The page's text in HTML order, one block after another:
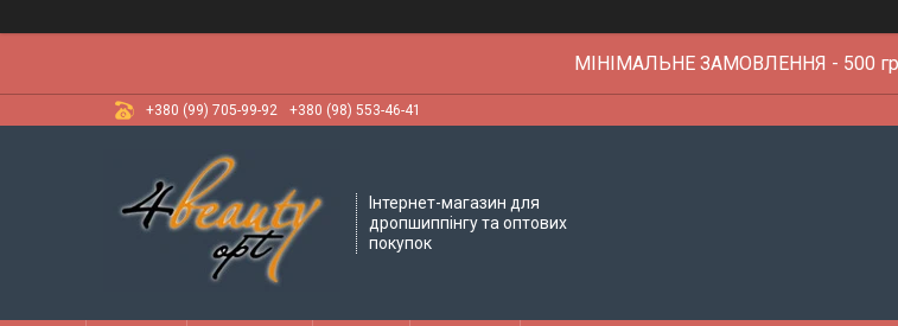
МІНІМАЛЬНЕ ЗАМОВЛЕННЯ - 500
+380 (99) 705-99-92 +380 (98) 553-46-41
Інтернет-магазин для
дропшиппінгу та оптових
покупок